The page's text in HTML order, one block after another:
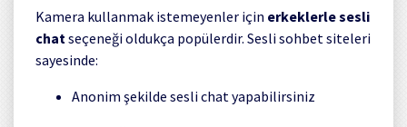
Kamera kullanmak istemeyenler için erkeklerle sesli
chat seçeneği oldukça popülerdir. Sesli sohbet siteleri
sayesinde:
Anonim şekilde sesli chat yapabilirsiniz